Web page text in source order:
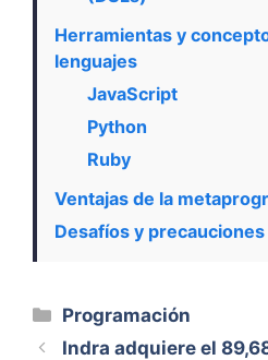
Herramientas y
lenguajes
JavaScript
Python
Ruby
Ventajas de la
Desafíos y precauciones
Categorías
Programación
Indra adquiere el